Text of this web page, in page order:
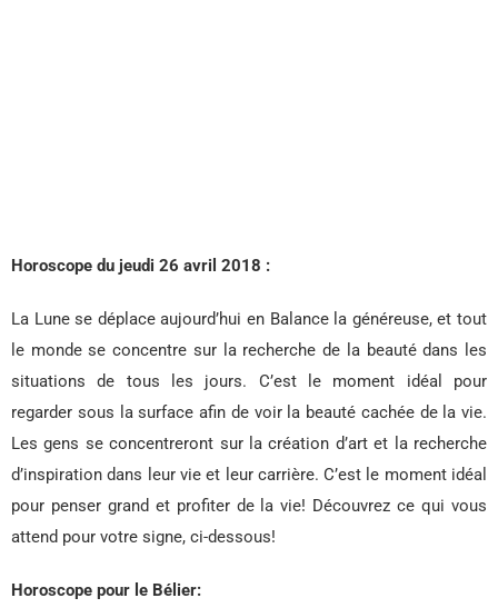
Horoscope du jeudi 26 avril 2018 :
La Lune se déplace aujourd’hui en Balance la généreuse, et tout
le monde se concentre sur la recherche de la beauté dans les
situations de tous les jours. C’est le moment idéal pour
regarder sous la surface afin de voir la beauté cachée de la vie.
Les gens se concentreront sur la création d’art et la recherche
d’inspiration dans leur vie et leur carrière. C’est le moment idéal
pour penser grand et profiter de la vie! Découvrez ce qui vous
attend pour votre signe, ci-dessous!
Horoscope pour le Bélier: